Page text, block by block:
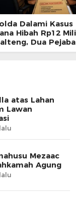
Dalami Kasus
Hibah Rp12
Dua
Diperiksa
atas Lahan
Lawan
Mezaac
Agung